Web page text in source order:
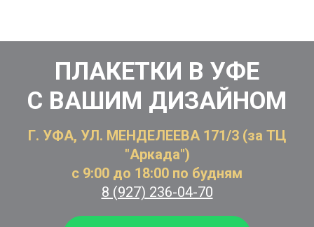
ПЛАКЕТКИ В УФЕ
С ВАШИМ ДИЗАЙНОМ
Г. УФА, УЛ. МЕНДЕЛЕЕВА 171/3 (за ТЦ
"Аркада")
с 9:00 до 18:00 по будням
8 (927) 236-04-70